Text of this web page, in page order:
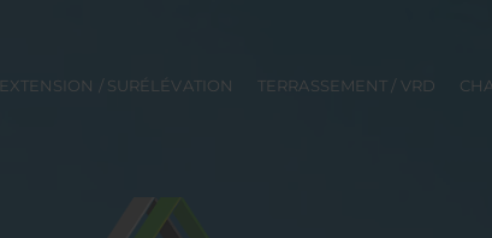
EXTENSION / SURÉLÉVATION TERRASSEMENT / VRD